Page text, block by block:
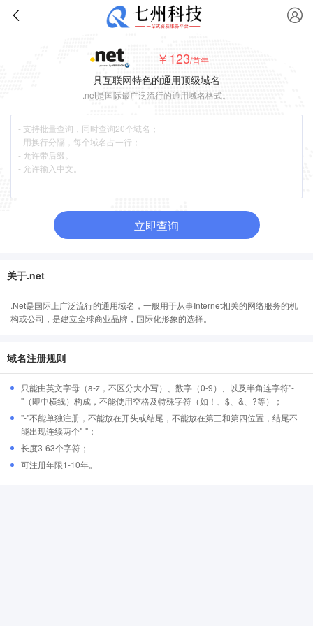
￥123/首年
具互联网特色的通用顶级域名
.net是国际最广泛流行的通用域名格式。
立即查询
关于.net
.Net是国际上广泛流行的通用域名，一般用于从事Internet相关的网络服务的机
构或公司，是建立全球商业品牌，国际化形象的选择。
域名注册规则
只能由英文字母（a-z，不区分大小写）、数字（0-9）、以及半角连字符"-
"（即中横线）构成，不能使用空格及特殊字符（如！、$、&、?等）；
"-"不能单独注册，不能放在开头或结尾，不能放在第三和第四位置，结尾不
能出现连续两个"-"；
长度3-63个字符；
可注册年限1-10年。